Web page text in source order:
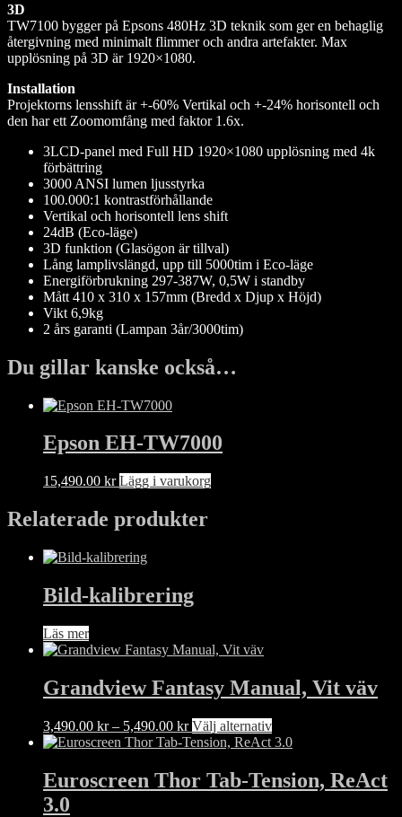
3D
TW7100 bygger på Epsons 480Hz 3D teknik som ger en behaglig
återgivning med minimalt flimmer och andra artefakter. Max
upplösning på 3D är 1920×1080.
Installation
Projektorns lensshift är +-60% Vertikal och +-24% horisontell och
den har ett Zoomomfång med faktor 1.6x.
3LCD-panel med Full HD 1920×1080 upplösning med 4k
förbättring
3000 ANSI lumen ljusstyrka
100.000:1 kontrastförhållande
Vertikal och horisontell lens shift
24dB (Eco-läge)
3D funktion (Glasögon är tillval)
Lång lamplivslängd, upp till 5000tim i Eco-läge
Energiförbrukning 297-387W, 0,5W i standby
Mått 410 x 310 x 157mm (Bredd x Djup x Höjd)
Vikt 6,9kg
2 års garanti (Lampan 3år/3000tim)
Du gillar kanske också…
Epson EH-TW7000
15,490.00 kr Lägg i varukorg
Relaterade produkter
Bild-kalibrering
Läs mer
Grandview Fantasy Manual, Vit väv
3,490.00 kr – 5,490.00 krPrisintervall:
3,490.00 kr
5,490.00 kr
Välj alternativDen
här
flera
Euroscreen Thor Tab-Tension, ReAct
3.0